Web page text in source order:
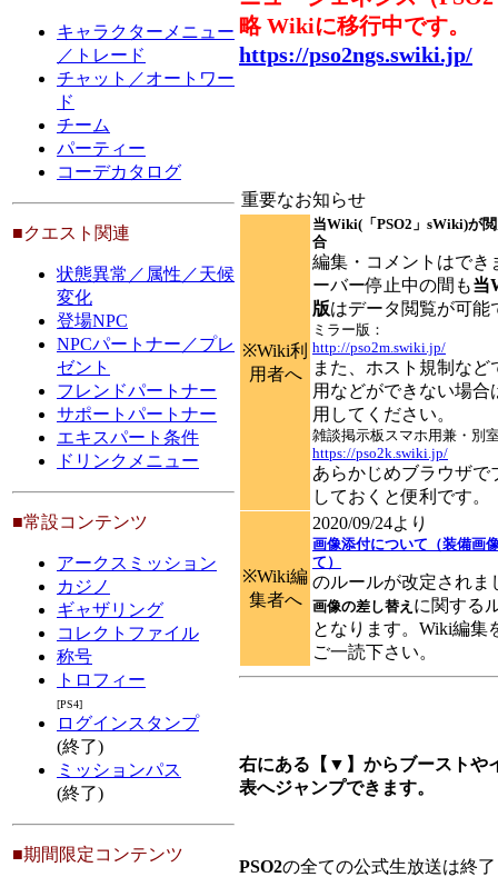
キャラクターメニュー
／トレード
チャット／オートワー
ド
チーム
パーティー
コーデカタログ
■クエスト関連
状態異常／属性／天候
変化
登場NPC
NPCパートナー／プレ
ゼント
フレンドパートナー
サポートパートナー
エキスパート条件
ドリンクメニュー
■常設コンテンツ
アークスミッション
カジノ
ギャザリング
コレクトファイル
称号
トロフィー
[PS4]
ログインスタンプ
(終了)
ミッションパス
(終了)
■期間限定コンテンツ
略 Wikiに移行中です。
https://pso2ngs.swiki.jp/
重要なお知らせ
※Wiki利
用者へ
当Wiki(「PSO2」sWiki)が
合
編集・コメントはでき
ーバー停止中の間も当
版はデータ閲覧が可能
ミラー版：
http://pso2m.swiki.jp/
また、ホスト規制など
用などができない場合
用してください。
雑談掲示板スマホ用兼・別
https://pso2k.swiki.jp/
あらかじめブラウザで
しておくと便利です。
※Wiki編
集者へ
2020/09/24より
画像添付について（装備画
て）
のルールが改定されま
画像の差し替え に関する
となります。Wiki編集
ご一読下さい。
右にある【▼】からブーストや
表へジャンプできます。
PSO2の全ての公式生放送は終